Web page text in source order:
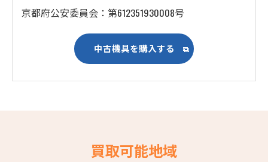
京都府公安委員会：第612351930008号
中古機具を購入する
買取可能地域